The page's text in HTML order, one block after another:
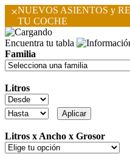
×NUEVOS ASIENTOS y
TU COCHE
Encuentra tu tabla
Familia
Litros
Litros x Ancho x Grosor